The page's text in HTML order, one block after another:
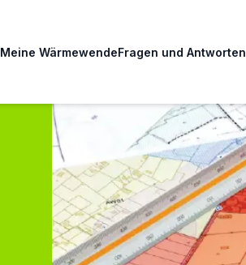
Meine WärmewendeFragen und Antworten